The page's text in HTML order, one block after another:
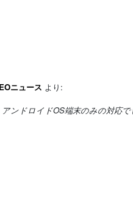
ニュース より:
ンドロイドOS端末のみの対応